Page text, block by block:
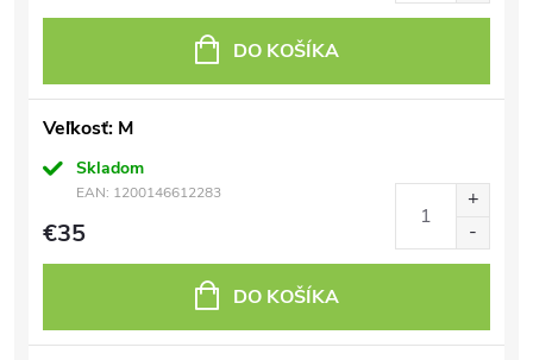
DO KOŠÍKA
Veľkosť: M
Skladom
EAN: 1200146612283
€35
DO KOŠÍKA